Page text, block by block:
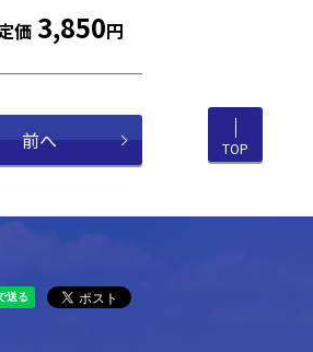
価3,850円
前へ TOP